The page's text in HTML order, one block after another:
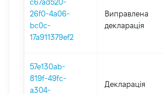
c67ad520-
26f0-4a06-
bc0c-
17a911379ef2
Виправлена
декларація
57e130ab-
819f-49fc-
a304-
Декларація